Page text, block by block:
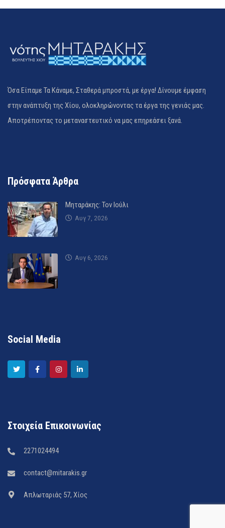
Όσα Είπαμε Τα Κάναμε, Σταθερά μπροστά, με έργα! Δίνουμε έμφαση
στην ανάπτυξη της Χίου, ολοκληρώνοντας τα έργα της γενιάς μας.
Αποτρέποντας το μεταναστευτικό να μας επηρεάσει ξανά.
Πρόσφατα Άρθρα
Μηταράκης: Τον Ιούλι
Αυγ 7, 2026
Αυγ 6, 2026
Social Media
Στοιχεία Επικοινωνίας
2271024494
contact@mitarakis.gr
Απλωταριάς 57, Χίος